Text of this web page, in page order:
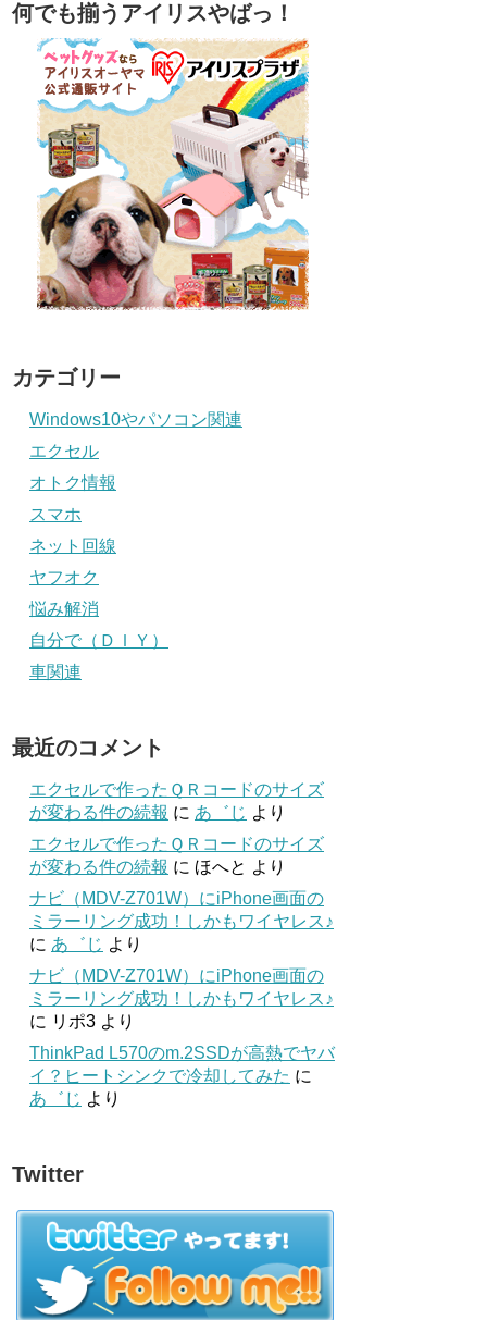
何でも揃うアイリスやばっ！
カテゴリー
Windows10やパソコン関連
エクセル
オトク情報
スマホ
ネット回線
ヤフオク
悩み解消
自分で（ＤＩＹ）
車関連
最近のコメント
エクセルで作ったＱＲコードのサイズ
が変わる件の続報 に あ゛じ より
エクセルで作ったＱＲコードのサイズ
が変わる件の続報 に ほへと より
ナビ（MDV-Z701W）にiPhone画面の
ミラーリング成功！しかもワイヤレス♪
に あ゛じ より
ナビ（MDV-Z701W）にiPhone画面の
ミラーリング成功！しかもワイヤレス♪
に リポ3 より
ThinkPad L570のm.2SSDが高熱でヤバ
イ？ヒートシンクで冷却してみた に
あ゛じ より
Twitter